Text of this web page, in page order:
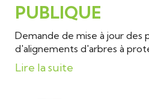
PUBLIQUE
Demande de mise à jour des
d'alignements d'arbres à
Lire la suite